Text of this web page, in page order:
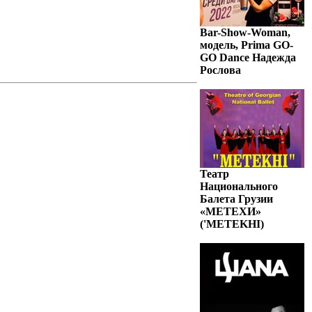
Bar-Show-Woman,
модель, Prima GO-
GO Dance Надежда
Рослова
Театр
Национального
Балета Грузии
«МЕТЕХИ»
('METEKHI)